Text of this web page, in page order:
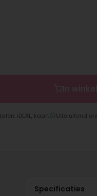
iDEAL, kaart Uitsluitend
Specificaties